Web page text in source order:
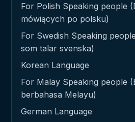
For Polish Speaking people
mówiących po polsku)
For Swedish Speaking
som talar svenska)
Korean Language
For Malay Speaking people
berbahasa Melayu)
German Language